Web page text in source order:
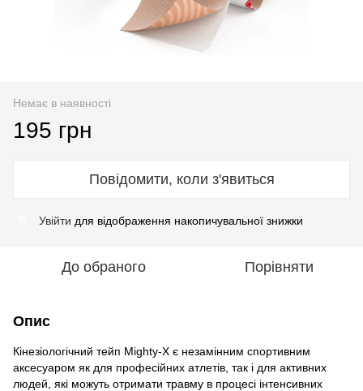
Немає в наявності
195 грн
Повідомити, коли з'явиться
Увійти для відображення накопичувальної знижки
До обраного Порівняти
Опис
Кінезіологічний тейп Mighty-X є незамінним спортивним
аксесуаром як для професійних атлетів, так і для активних
людей, які можуть отримати травму в процесі інтенсивних